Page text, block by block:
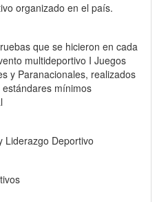
organizado en el país.
que se hicieron en cada
multideportivo I Juegos
y Paranacionales, realizados
mínimos
Liderazgo Deportivo